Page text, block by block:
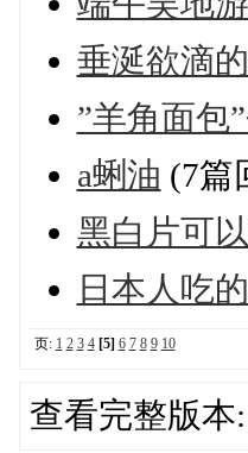
垂涎欲滴
”羊角面包
a蜊油 (7篇
黑白片可
日本人吃
页: 1 2 3 4 [5] 6 7 8 9 10
查看完整版